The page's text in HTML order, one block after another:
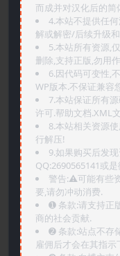
而成并对汉化后的简
4.本站不提供任
解或解密/后续升级
5.本站所有资源,
删除,支持正版,勿用
6.因代码可变性,
WP版本.不保证兼容
7.本站保证所有
许可.帮助文档.XML
8.本站相关资源
行解压!
9.如果购买后发
QQ:2690565141或
警告:⚠️可能有些
要,请勿冲动消费.
➊️ 条款:请支持正
商的社会贡献.
➋️ 条款:站点不存
雇佣后才会在其指